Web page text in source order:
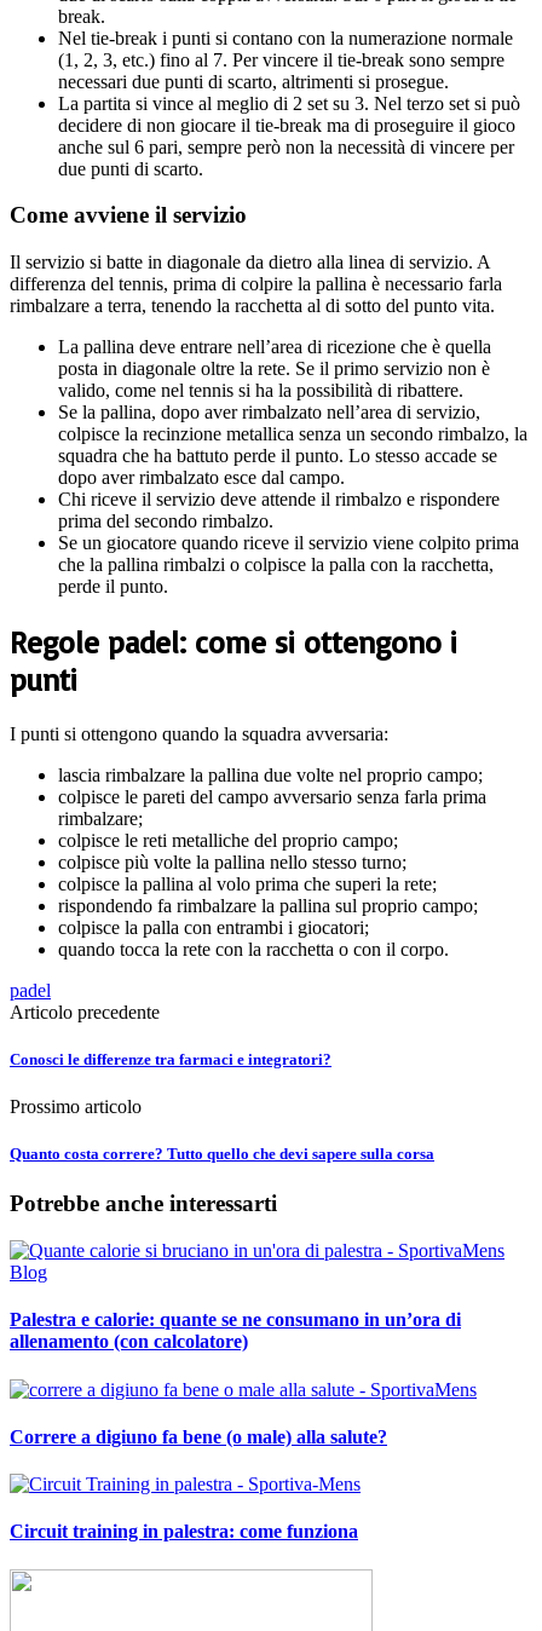
break.
Nel tie-break i punti si contano con la numerazione normale
(1, 2, 3, etc.) fino al 7. Per vincere il tie-break sono sempre
necessari due punti di scarto, altrimenti si prosegue.
La partita si vince al meglio di 2 set su 3. Nel terzo set si può
decidere di non giocare il tie-break ma di proseguire il gioco
anche sul 6 pari, sempre però non la necessità di vincere per
due punti di scarto.
Come avviene il servizio
Il servizio si batte in diagonale da dietro alla linea di servizio. A
differenza del tennis, prima di colpire la pallina è necessario farla
rimbalzare a terra, tenendo la racchetta al di sotto del punto vita.
La pallina deve entrare nell’area di ricezione che è quella
posta in diagonale oltre la rete. Se il primo servizio non è
valido, come nel tennis si ha la possibilità di ribattere.
Se la pallina, dopo aver rimbalzato nell’area di servizio,
colpisce la recinzione metallica senza un secondo rimbalzo, la
squadra che ha battuto perde il punto. Lo stesso accade se
dopo aver rimbalzato esce dal campo.
Chi riceve il servizio deve attende il rimbalzo e rispondere
prima del secondo rimbalzo.
Se un giocatore quando riceve il servizio viene colpito prima
che la pallina rimbalzi o colpisce la palla con la racchetta,
perde il punto.
Regole padel: come si ottengono i
punti
I punti si ottengono quando la squadra avversaria:
lascia rimbalzare la pallina due volte nel proprio campo;
colpisce le pareti del campo avversario senza farla prima
rimbalzare;
colpisce le reti metalliche del proprio campo;
colpisce più volte la pallina nello stesso turno;
colpisce la pallina al volo prima che superi la rete;
rispondendo fa rimbalzare la pallina sul proprio campo;
colpisce la palla con entrambi i giocatori;
quando tocca la rete con la racchetta o con il corpo.
padel
Articolo precedente
Conosci le differenze tra farmaci e integratori?
Prossimo articolo
Quanto costa correre? Tutto quello che devi sapere sulla corsa
Potrebbe anche interessarti
Palestra e calorie: quante se ne consumano in un’ora di
allenamento (con calcolatore)
Correre a digiuno fa bene (o male) alla salute?
Circuit training in palestra: come funziona